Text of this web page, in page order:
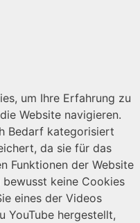
um Ihre Erfahrung zu
Website navigieren.
Bedarf kategorisiert
da sie für das
Funktionen der Website
keine Cookies
eines der Videos
YouTube hergestellt,